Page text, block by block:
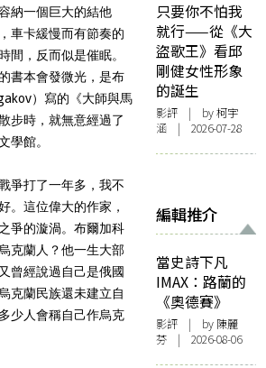
納一個巨大的結他
車卡緩慢而有節奏的
間，反而似是催眠。
書本會發微光，是布
）寫的《大師與馬
步時，就無意經過了
學館。
爭打了一年多，我不
。這位偉大的作家，
爭的漩渦。布爾加科
克蘭人？他一生大部
曾經說過自己是俄國
克蘭民族還未建立自
少人會稱自己作烏克
只要你不怕我
就行——從《大
盜歌王》看邱
剛健女性形象
的誕生
影評 | by 柯宇
涵 | 2026-07-28
編輯推介
當史詩下凡
IMAX：路蘭的
《奧德賽》
影評 | by 陳麗
芬 | 2026-08-06